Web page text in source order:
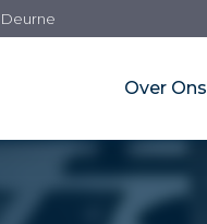
Deurne
Over Ons